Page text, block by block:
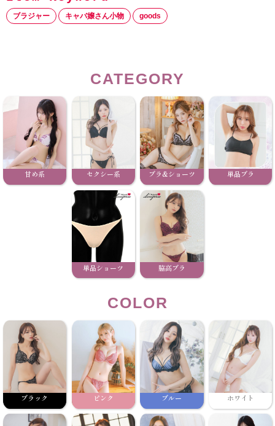
ブラジャー キャバ嬢さん小物 goods
CATEGORY
甘め系 セクシー系 ブラ&ショーツ 単品ブラ
単品ショーツ 脇高ブラ
COLOR
ブラック ピンク ブルー ホワイト